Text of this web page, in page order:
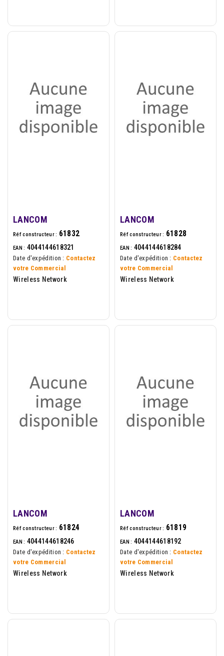
LANCOM
Réf constructeur : 61832
EAN : 4044144618321
Date d'expédition : Contactez
votre Commercial
Wireless Network
LANCOM
Réf constructeur : 61828
EAN : 4044144618284
Date d'expédition : Contactez
votre Commercial
Wireless Network
LANCOM
Réf constructeur : 61824
EAN : 4044144618246
Date d'expédition : Contactez
votre Commercial
Wireless Network
LANCOM
Réf constructeur : 61819
EAN : 4044144618192
Date d'expédition : Contactez
votre Commercial
Wireless Network